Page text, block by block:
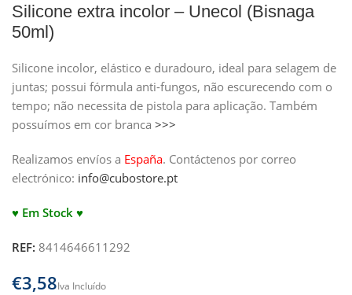
Silicone extra incolor – Unecol (Bisnaga
50ml)
Silicone incolor, elástico e duradouro, ideal para selagem de
juntas; possui fórmula anti-fungos, não escurecendo com o
tempo; não necessita de pistola para aplicação. Também
possuímos em cor branca>>>
Realizamos envíos a España. Contáctenos por correo
electrónico: info@cubostore.pt
♥ Em Stock ♥
REF:8414646611292
€